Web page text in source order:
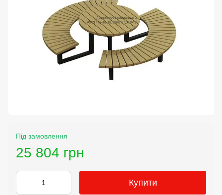
Під замовлення
25 804 грн
Купити